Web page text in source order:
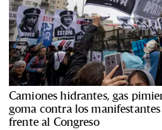
Camiones hidrantes, gas
goma contra los
frente al Congreso